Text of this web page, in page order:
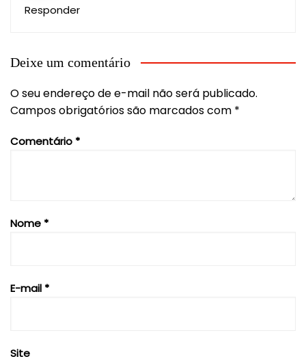
Responder
Deixe um comentário
O seu endereço de e-mail não será publicado.
Campos obrigatórios são marcados com *
Comentário *
Nome *
E-mail *
Site